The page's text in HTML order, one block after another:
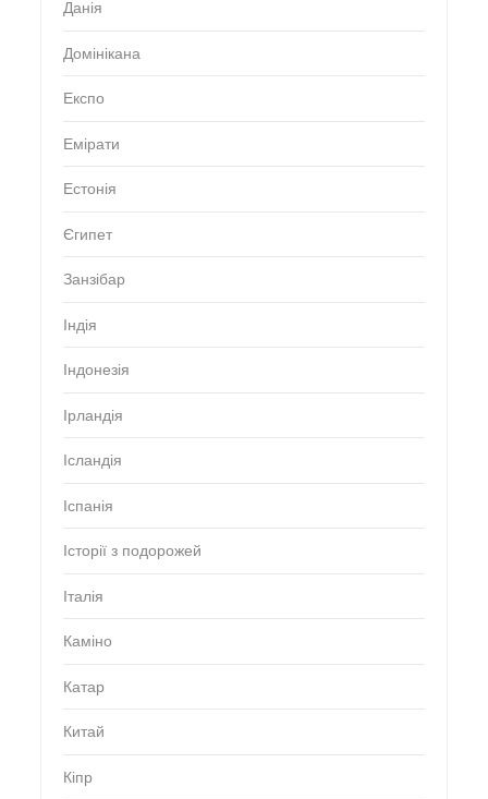
Данія
Домінікана
Експо
Емірати
Естонія
Єгипет
Занзібар
Індія
Індонезія
Ірландія
Ісландія
Іспанія
Історії з подорожей
Італія
Каміно
Катар
Китай
Кіпр